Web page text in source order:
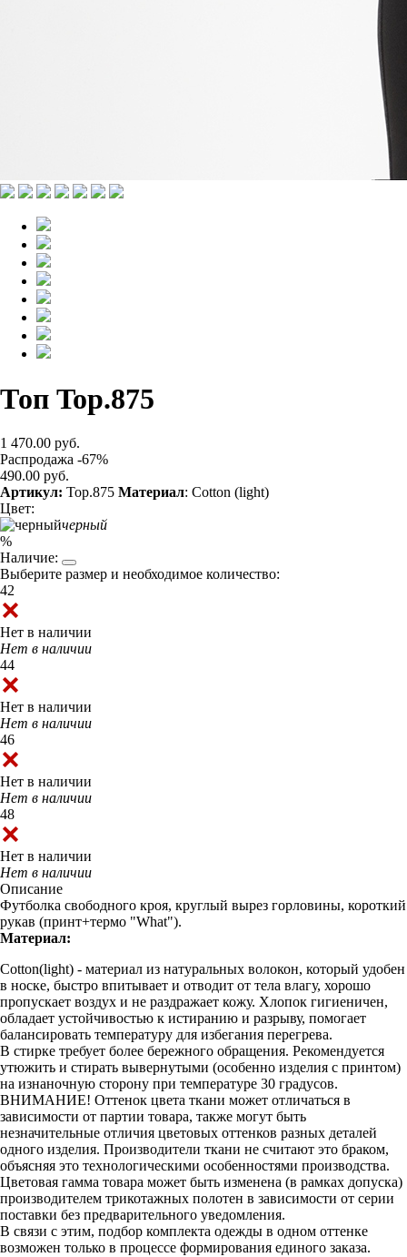
Топ Top.875
1 470.00 руб.
Распродажа -67%
490.00 руб.
Артикул: Top.875 Материал: Cotton (light)
Цвет:
черный
%
Наличие:
Выберите размер и необходимое количество:
42
Нет в наличии
Нет в наличии
44
Нет в наличии
Нет в наличии
46
Нет в наличии
Нет в наличии
48
Нет в наличии
Нет в наличии
Описание
Футболка свободного кроя, круглый вырез горловины, короткий
рукав (принт+термо "What").
Материал:
Cotton(light) - материал из натуральных волокон, который удобен
в носке, быстро впитывает и отводит от тела влагу, хорошо
пропускает воздух и не раздражает кожу. Хлопок гигиеничен,
обладает устойчивостью к истиранию и разрыву, помогает
балансировать температуру для избегания перегрева.
В стирке требует более бережного обращения. Рекомендуется
утюжить и стирать вывернутыми (особенно изделия с принтом)
на изнаночную сторону при температуре 30 градусов.
ВНИМАНИЕ! Оттенок цвета ткани может отличаться в
зависимости от партии товара, также могут быть
незначительные отличия цветовых оттенков разных деталей
одного изделия. Производители ткани не считают это браком,
объясняя это технологическими особенностями производства.
Цветовая гамма товара может быть изменена (в рамках допуска)
производителем трикотажных полотен в зависимости от серии
поставки без предварительного уведомления.
В связи с этим, подбор комплекта одежды в одном оттенке
возможен только в процессе формирования единого заказа.